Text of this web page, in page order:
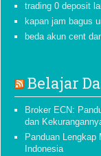
trading 0 deposit
kapan jam bagus
beda akun cent
Belajar
Broker ECN:
dan
Panduan Lengkap
Indonesia